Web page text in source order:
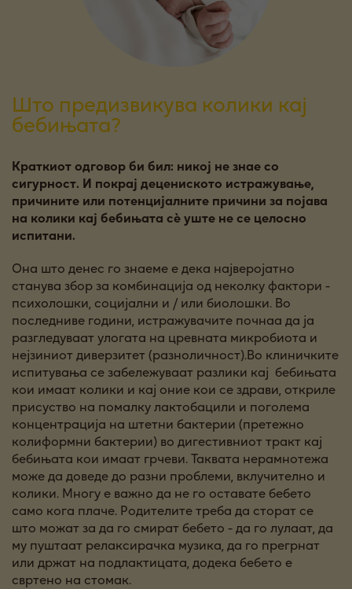
Што предизвикува колики кај
бебињата?
Краткиот одговор би бил: никој не знае со
сигурност. И покрај децениското истражување,
причините или потенцијалните причини за појава
на колики кај бебињата сè уште не се целосно
испитани.
Она што денес го знаеме е дека најверојатно
станува збор за комбинација од неколку фактори -
психолошки, социјални и / или биолошки. Во
последниве години, истражувачите почнаа да ја
разгледуваат улогата на цревната микробиота и
нејзиниот диверзитет (разноличност).Во клиничките
испитувања се забележуваат разлики кај бебињата
кои имаат колики и кај оние кои се здрави, откриле
присуство на помалку лактобацили и поголема
концентрација на штетни бактерии (претежно
колиформни бактерии) во дигестивниот тракт кај
бебињата кои имаат грчеви. Таквата нерамнотежа
може да доведе до разни проблеми, вклучително и
колики. Многу е важно да не го оставате бебето
само кога плаче. Родителите треба да сторат се
што можат за да го смират бебето - да го лулаат, да
му пуштаат релаксирачка музика, да го прегрнат
или држат на подлактицата, додека бебето е
свртено на стомак.